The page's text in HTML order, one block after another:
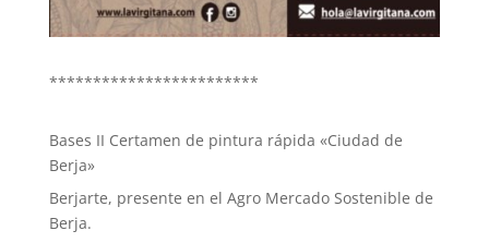
************************
Bases II Certamen de pintura rápida «Ciudad de
Berja»
Berjarte, presente en el Agro Mercado Sostenible de
Berja.